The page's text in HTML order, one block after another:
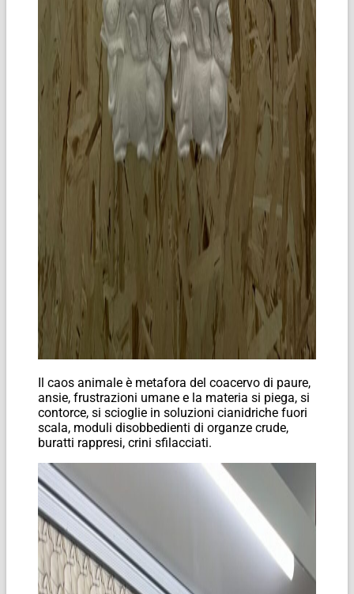
Il caos animale è metafora del coacervo di paure,
ansie, frustrazioni umane e la materia si piega, si
contorce, si scioglie in soluzioni cianidriche fuori
scala, moduli disobbedienti di organze crude,
buratti rappresi, crini sfilacciati.